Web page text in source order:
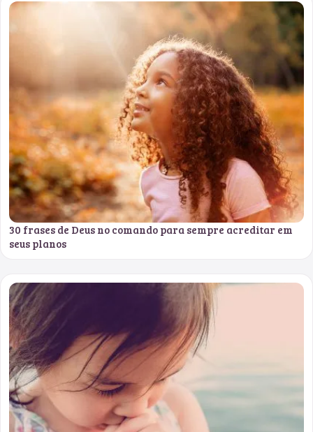
30 frases de Deus no comando para sempre acreditar em
seus planos